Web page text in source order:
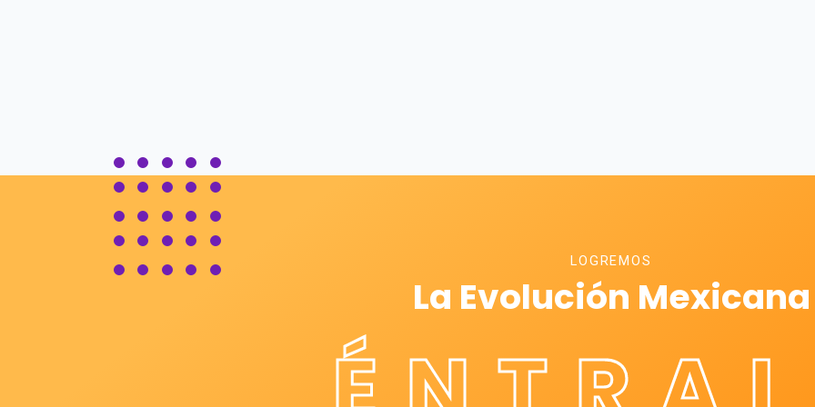
LOGREMOS
La Evolución Mexicana